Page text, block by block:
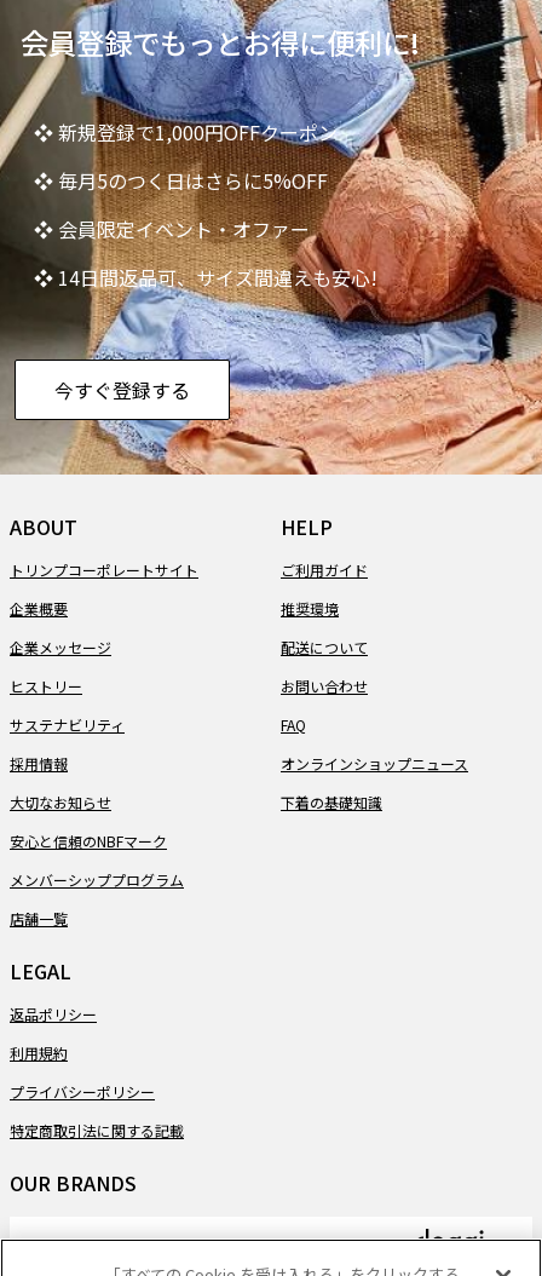
会員登録でもっとお得に便利に!
❖ 新規登録で1,000円OFFクーポン
❖ 毎月5のつく日はさらに5%OFF
❖ 会員限定イベント・オファー
❖ 14日間返品可、サイズ間違えも安心!
今すぐ登録する
ABOUT
トリンプコーポレートサイト
企業概要
企業メッセージ
ヒストリー
サステナビリティ
採用情報
大切なお知らせ
安心と信頼のNBFマーク
メンバーシッププログラム
店舗一覧
HELP
ご利用ガイド
推奨環境
配送について
お問い合わせ
FAQ
オンラインショップニュース
下着の基礎知識
LEGAL
返品ポリシー
利用規約
プライバシーポリシー
特定商取引法に関する記載
OUR BRANDS